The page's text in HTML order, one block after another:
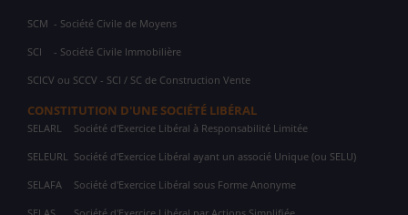
SCM - Société Civile de Moyens
SCI - Société Civile Immobilière
SCICV ou SCCV - SCI / SC de Construction Vente
CONSTITUTION D'UNE SOCIÉTÉ LIBÉRAL
SELARL Société d'Exercice Libéral à Responsabilité Limitée
SELEURL Société d'Exercice Libéral ayant un associé Unique (ou SELU)
SELAFA Société d'Exercice Libéral sous Forme Anonyme